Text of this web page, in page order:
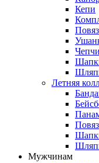
Кепи
Летняя
Мужчинам